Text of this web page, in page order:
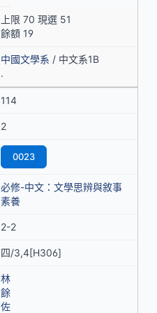
上限 70 現選 51
餘額 19
中國文學系 / 中文系1B
.
114
2
0023
必修-中文：文學思辨與敘事
素養
2-2
四/3,4[H306]
林
餘
佐